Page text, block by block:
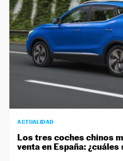
ACTUALIDAD
Los tres coches chinos
venta en España: